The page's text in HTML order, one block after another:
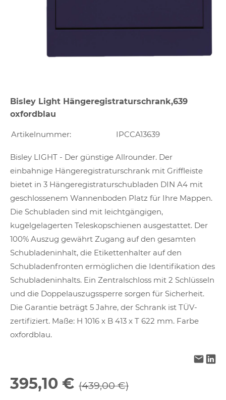
Bisley Light Hängeregistraturschrank,639
oxfordblau
Artikelnummer: IPCCA13639
Bisley LIGHT - Der günstige Allrounder. Der
einbahnige Hängeregistraturschrank mit Griffleiste
bietet in 3 Hängeregistraturschubladen DIN A4 mit
geschlossenem Wannenboden Platz für Ihre Mappen.
Die Schubladen sind mit leichtgängigen,
kugelgelagerten Teleskopschienen ausgestattet. Der
100% Auszug gewährt Zugang auf den gesamten
Schubladeninhalt, die Etikettenhalter auf den
Schubladenfronten ermöglichen die Identifikation des
Schubladeninhalts. Ein Zentralschloss mit 2 Schlüsseln
und die Doppelauszugssperre sorgen für Sicherheit.
Die Garantie beträgt 5 Jahre, der Schrank ist TÜV-
zertifiziert. Maße: H 1016 x B 413 x T 622 mm. Farbe
oxfordblau.
395,10 € (439,00 €)